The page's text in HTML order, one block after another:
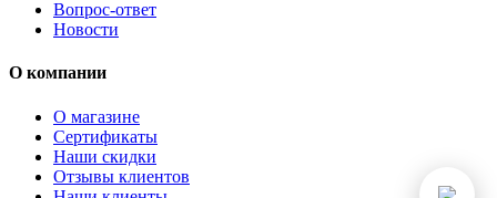
Вопрос-ответ
Новости
О компании
О магазине
Сертификаты
Наши скидки
Отзывы клиентов